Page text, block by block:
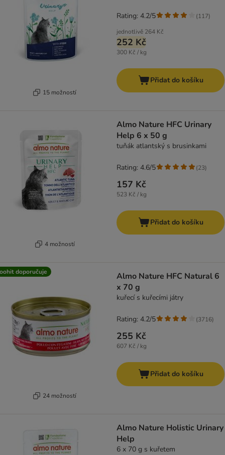
15 možností
jednotlivě 264 Kč
252 Kč
300 Kč / kg
Rating: 4.2/5 (117)
Přidat do košíku
4 možností
Almo Nature HFC Urinary
Help 6 x 50 g
tuňák atlantský s brusinkami
157 Kč
523 Kč / kg
Rating: 4.6/5 (23)
Přidat do košíku
doporučuje
24 možností
Almo Nature HFC Natural 6
x 70 g
kuřecí s kuřecími játry
255 Kč
607 Kč / kg
Rating: 4.2/5 (3716)
Přidat do košíku
Almo Nature Holistic Urinary
Help
6 x 70 g s kuřetem